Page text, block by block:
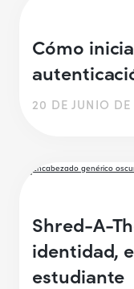
Cómo
20 DE JUNIO
Shred-A-
identidad,
estudiante